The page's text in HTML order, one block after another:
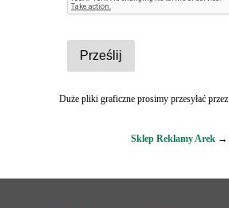
Duże pliki graficzne prosimy przesyłać przez
Sklep Reklamy Arek →